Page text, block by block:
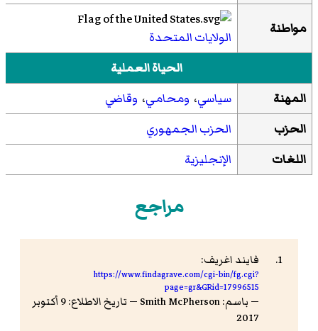
مواطنة
الولايات المتحدة
الحياة العملية
المهنة
سياسي، ومحامي، وقاضي
الحزب
الحزب الجمهوري
اللغات
الإنجليزية
مراجع
فايند اغريف:
https://www.findagrave.com/cgi-bin/fg.cgi?
page=gr&GRid=17996515
— باسم: Smith McPherson — تاريخ الاطلاع: 9 أكتوبر
2017